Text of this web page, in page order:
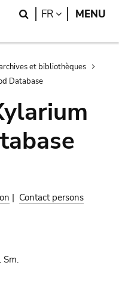
Search
FR LANGUAGE
MENU
et bibliothèques
Database
| Contact persons
Sm.